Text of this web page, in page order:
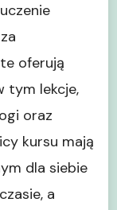
oferują
tym lekcje,
oraz
kursu mają
dla siebie
a